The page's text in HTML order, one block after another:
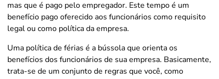
mas que é pago pelo empregador. Este tempo é um
benefício pago oferecido aos funcionários como requisito
legal ou como política da empresa.
Uma política de férias é a bússola que orienta os
benefícios dos funcionários de sua empresa. Basicamente,
trata-se de um conjunto de regras que você, como